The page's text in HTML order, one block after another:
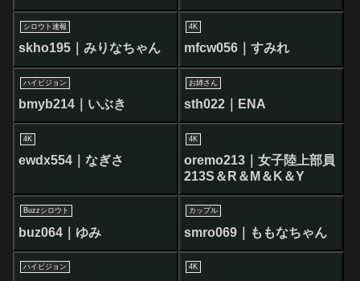
シロウト速報
skho195｜みりなちゃん
4K
mfcw056｜すみれ
ハイビジョン
bmyb214｜いぶき
お姉さん
sth022｜ENA
4K
ewdx554｜なぎさ
4K
oremo213｜女子陸上部員
213S＆R＆M＆K＆Y
Buzzシロウト
buz064｜ゆみ
カップル
smro069｜ももなちゃん
ハイビジョン 4K